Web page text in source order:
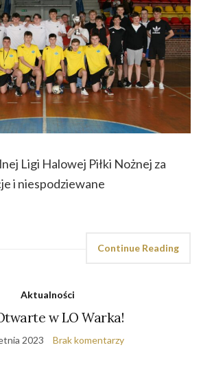
Ligi Halowej Piłki Nożnej za
i niespodziewane
Continue Reading
Aktualności
w LO Warka!
2023 Brak komentarzy